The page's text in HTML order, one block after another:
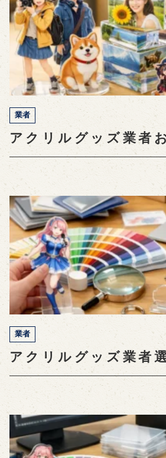
業者
アクリルグッズ業者
キング！選び方と最
説
業者
アクリルグッズ業者
成功のための選び方